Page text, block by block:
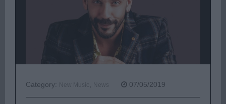
Category: New Music News 07/05/2019